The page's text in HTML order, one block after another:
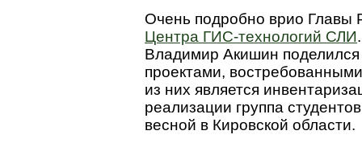
Очень подробно врио Главы
Центра ГИС-технологий СЛИ
Владимир Акишин
проектами,
из них является
реализации группа
весной в Кировской области.